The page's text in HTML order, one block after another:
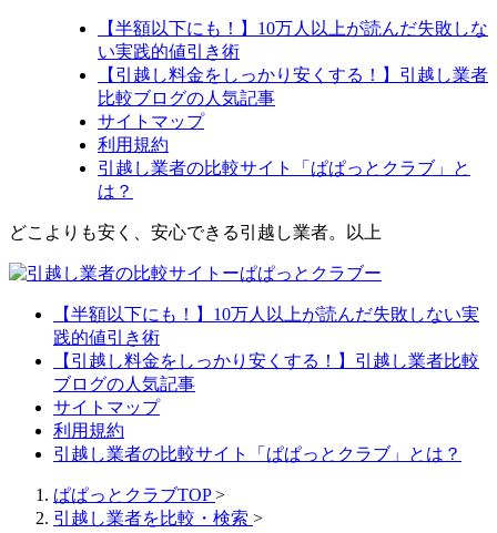
【半額以下にも！】10万人以上が読んだ失敗しな
い実践的値引き術
【引越し料金をしっかり安くする！】引越し業者
比較ブログの人気記事
サイトマップ
利用規約
引越し業者の比較サイト「ぱぱっとクラブ」と
は？
どこよりも安く、安心できる引越し業者。以上
【半額以下にも！】10万人以上が読んだ失敗しない実
践的値引き術
【引越し料金をしっかり安くする！】引越し業者比較
ブログの人気記事
サイトマップ
利用規約
引越し業者の比較サイト「ぱぱっとクラブ」とは？
ぱぱっとクラブTOP >
引越し業者を比較・検索 >